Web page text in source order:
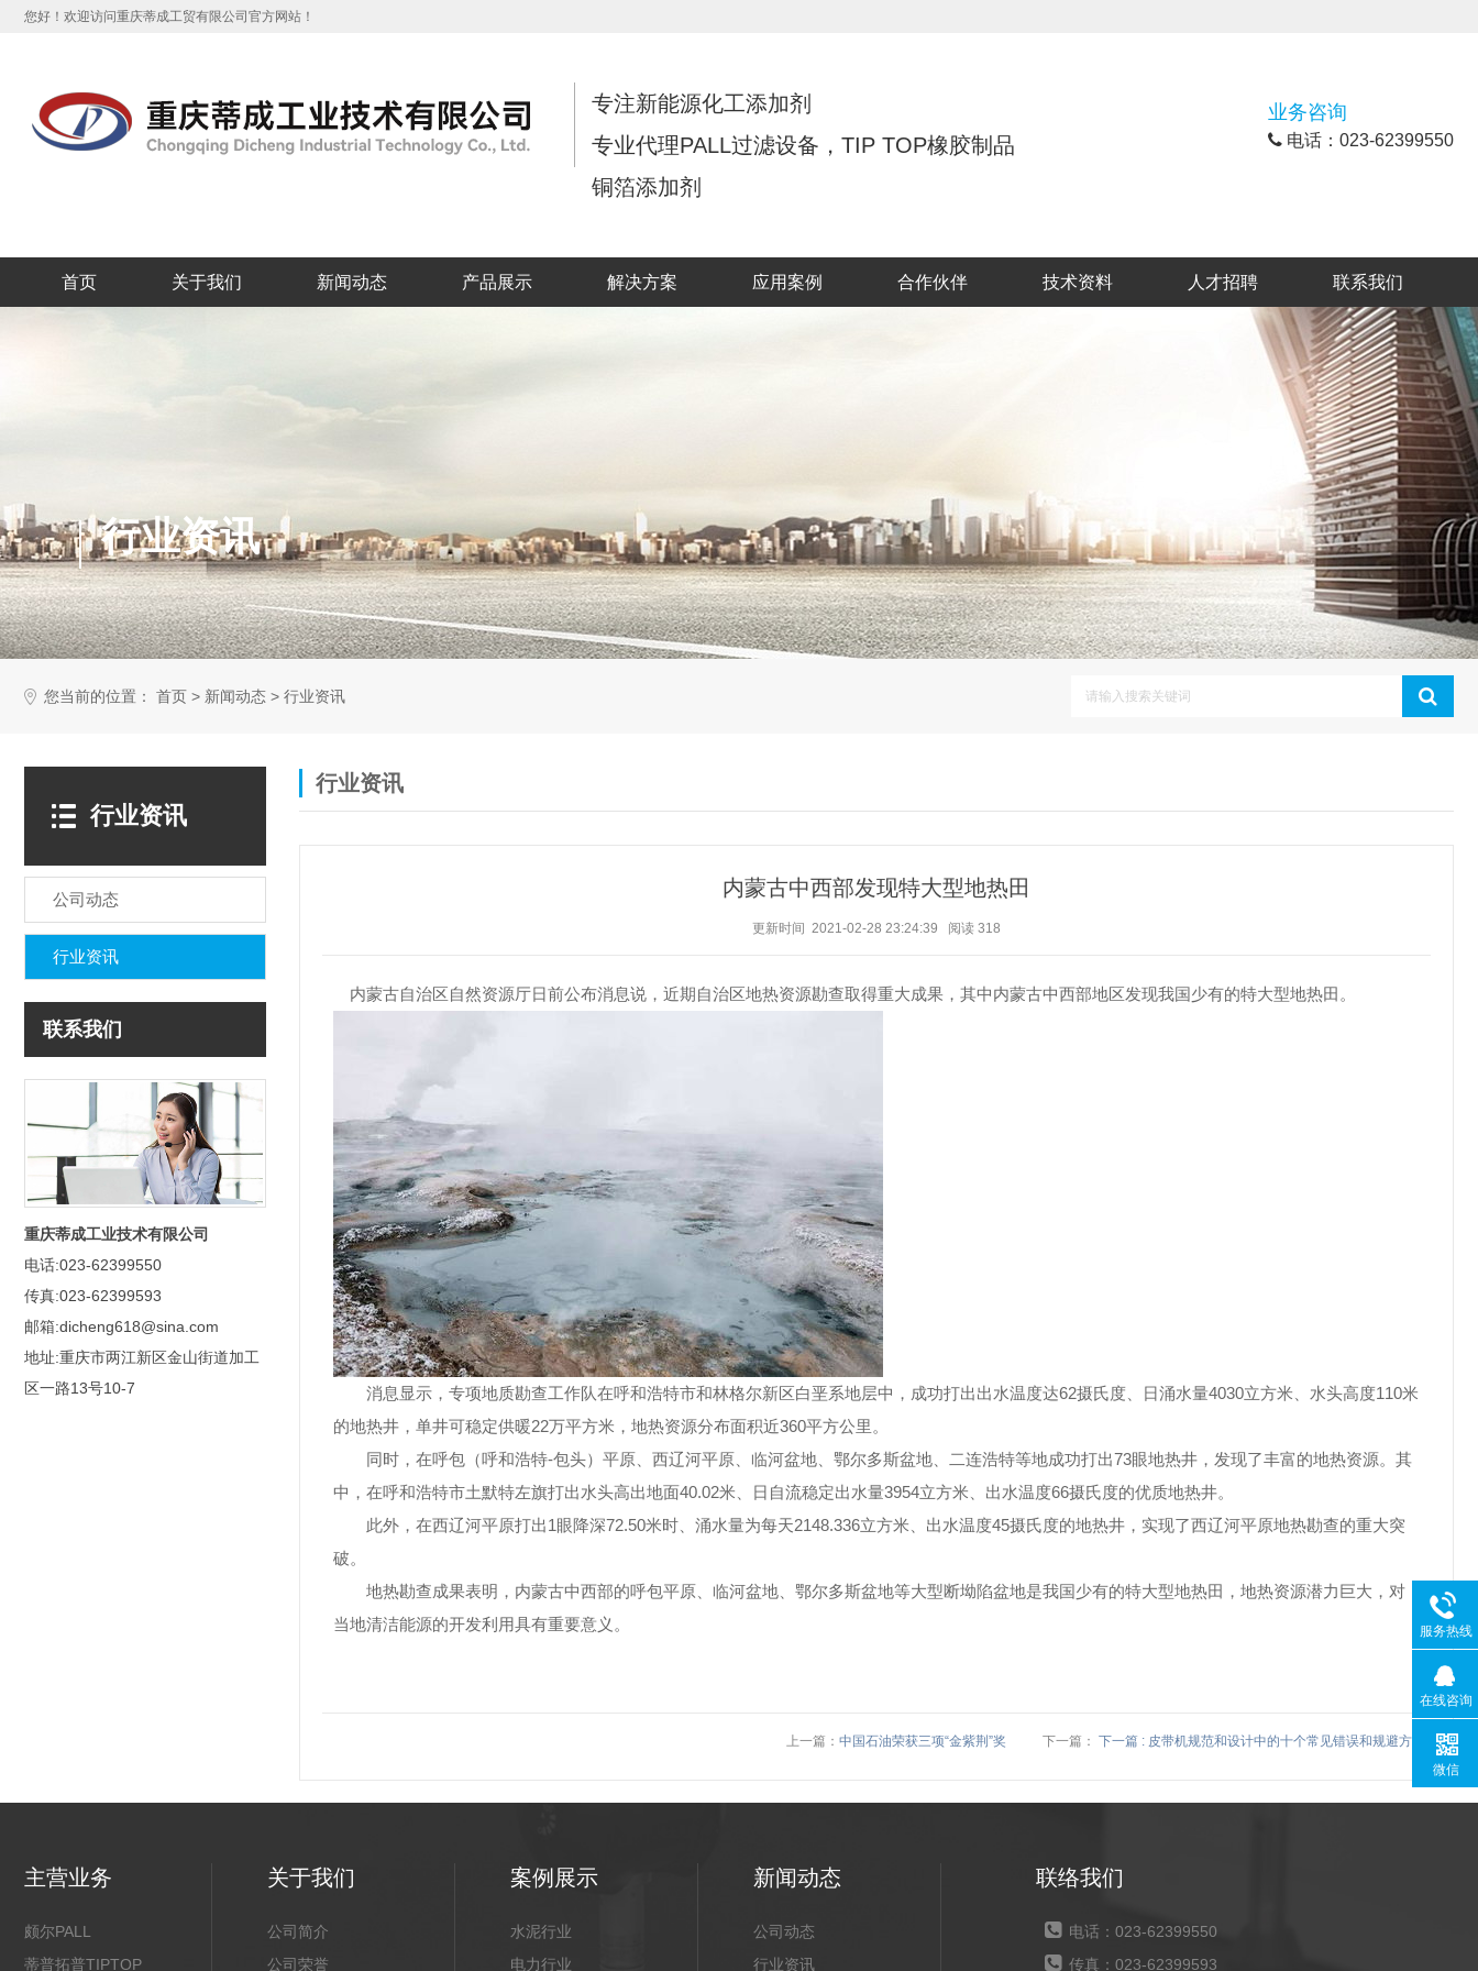
您好！欢迎访问重庆蒂成工贸有限公司官方网站！
专注新能源化工添加剂
专业代理PALL过滤设备，TIP TOP橡胶制品
铜箔添加剂
业务咨询
电话：023-62399550
首页 关于我们 新闻动态 产品展示 解决方案 应用案例 合作伙伴 技术资料 人才招聘 联系我们
行业资讯
您当前的位置： 首页 > 新闻动态 > 行业资讯
行业资讯
公司动态
行业资讯
联系我们
重庆蒂成工业技术有限公司
电话:023-62399550
传真:023-62399593
邮箱:dicheng618@sina.com
地址:重庆市两江新区金山街道加工
区一路13号10-7
行业资讯
内蒙古中西部发现特大型地热田
更新时间 2021-02-28 23:24:39 阅读 318
内蒙古自治区自然资源厅日前公布消息说，近期自治区地热资源勘查取得重大成果，其中内蒙古中西部地区发现我国少有的特大型地热田。
消息显示，专项地质勘查工作队在呼和浩特市和林格尔新区白垩系地层中，成功打出出水温度达62摄氏度、日涌水量4030立方米、水头高度110米
的地热井，单井可稳定供暖22万平方米，地热资源分布面积近360平方公里。
同时，在呼包（呼和浩特-包头）平原、西辽河平原、临河盆地、鄂尔多斯盆地、二连浩特等地成功打出73眼地热井，发现了丰富的地热资源。其
中，在呼和浩特市土默特左旗打出水头高出地面40.02米、日自流稳定出水量3954立方米、出水温度66摄氏度的优质地热井。
此外，在西辽河平原打出1眼降深72.50米时、涌水量为每天2148.336立方米、出水温度45摄氏度的地热井，实现了西辽河平原地热勘查的重大突
破。
地热勘查成果表明，内蒙古中西部的呼包平原、临河盆地、鄂尔多斯盆地等大型断坳陷盆地是我国少有的特大型地热田，地热资源潜力巨大，对
当地清洁能源的开发利用具有重要意义。
上一篇： 中国石油荣获三项“金紫荆”奖 下一篇： 下一篇 : 皮带机规范和设计中的十个常见错误和规避方法
主营业务
颇尔PALL
蒂普拓普TIPTOP
关于我们
公司简介
公司荣誉
案例展示
水泥行业
电力行业
新闻动态
公司动态
行业资讯
联络我们
电话：023-62399550
传真：023-62399593
服务热线
在线咨询
微信